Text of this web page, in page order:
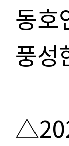
동호
풍성